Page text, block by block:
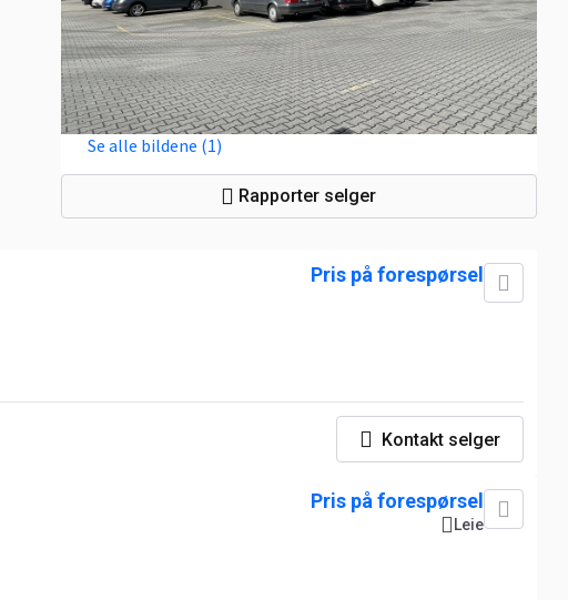
Se alle bildene (1)
Rapporter selger
Pris på forespørsel
Kontakt selger
Pris på forespørsel
Leie